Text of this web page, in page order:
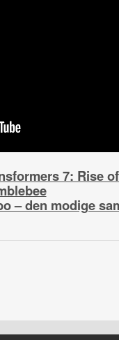
7: Rise
– den modige